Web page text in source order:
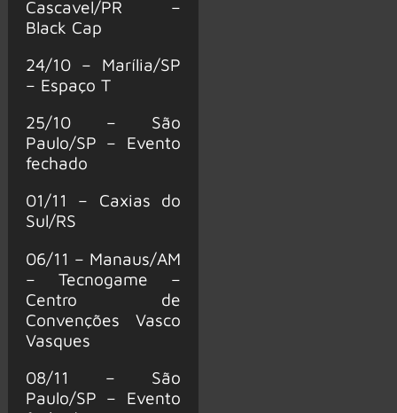
Cascavel/PR –
Black Cap
24/10 – Marília/SP
– Espaço T
25/10 – São
Paulo/SP – Evento
fechado
01/11 – Caxias do
Sul/RS
06/11 – Manaus/AM
– Tecnogame –
Centro de
Convenções Vasco
Vasques
08/11 – São
Paulo/SP – Evento